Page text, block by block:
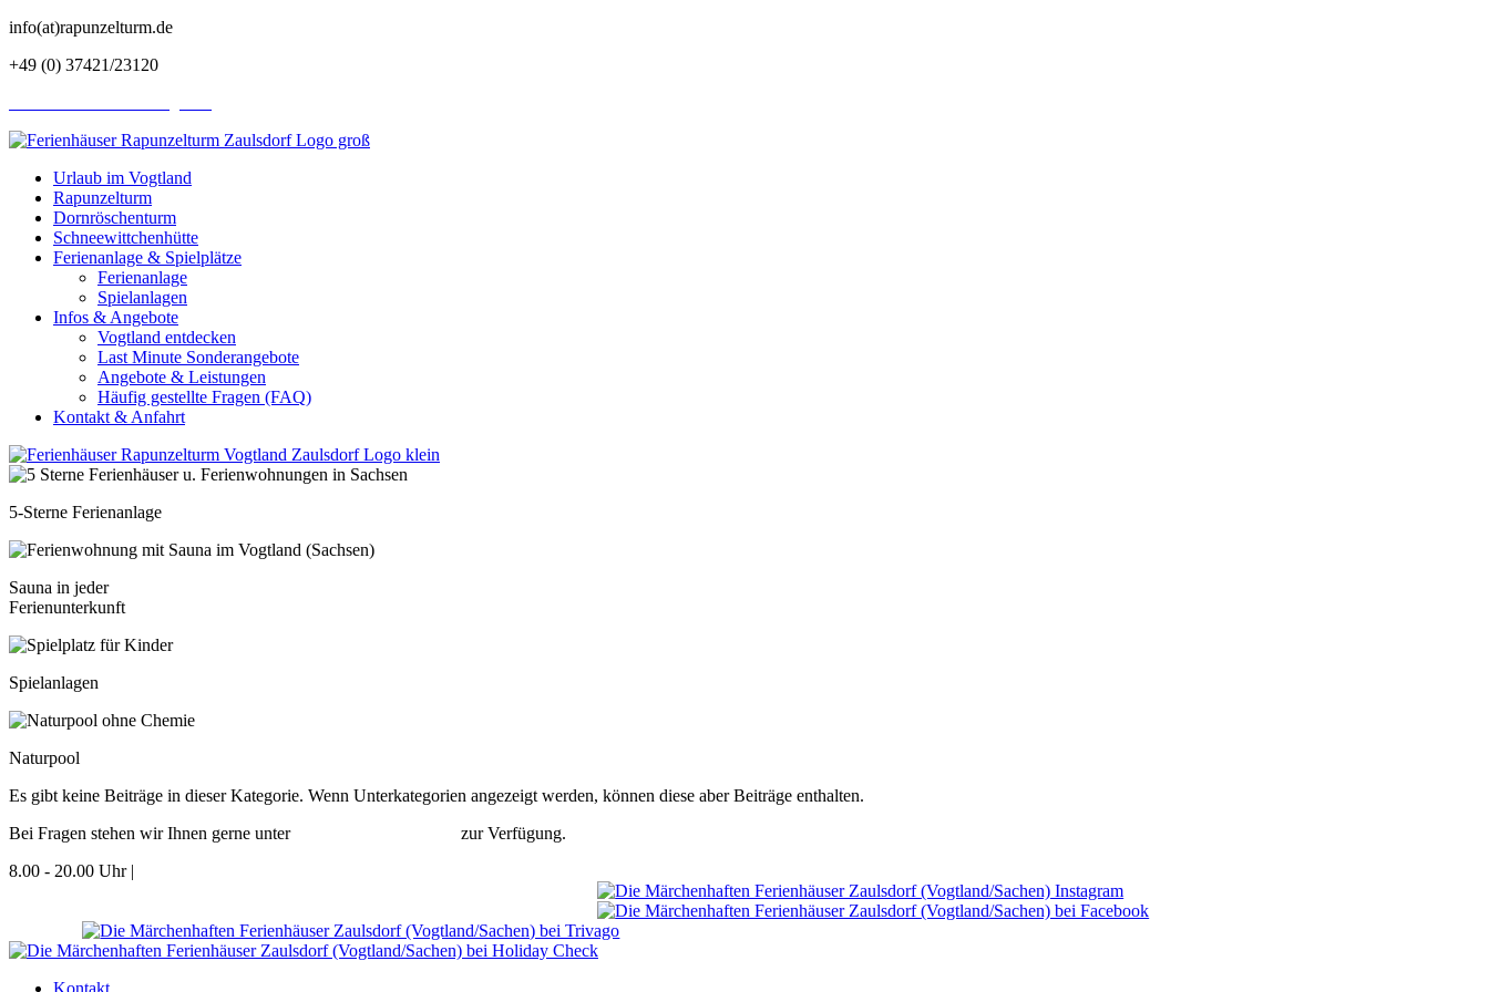
info(at)rapunzelturm.de
+49 (0) 37421/23120
Urlaub im Vogtland
Rapunzelturm
Dornröschenturm
Schneewittchenhütte
Ferienanlage & Spielplätze
Ferienanlage
Spielanlagen
Infos & Angebote
Vogtland entdecken
Last Minute Sonderangebote
Angebote & Leistungen
Häufig gestellte Fragen (FAQ)
Kontakt & Anfahrt
5-Sterne Ferienanlage
Sauna ­in ­jeder­
­Ferien­unterkunft
Spiel­anlagen
Naturpool
Es gibt keine Beiträge in dieser Kategorie. Wenn Unterkategorien angezeigt werden, können diese aber Beiträge enthalten.
Bei Fragen stehen wir Ihnen gerne unter
zur Verfügung.
8.00 - 20.00 Uhr |
Kontakt